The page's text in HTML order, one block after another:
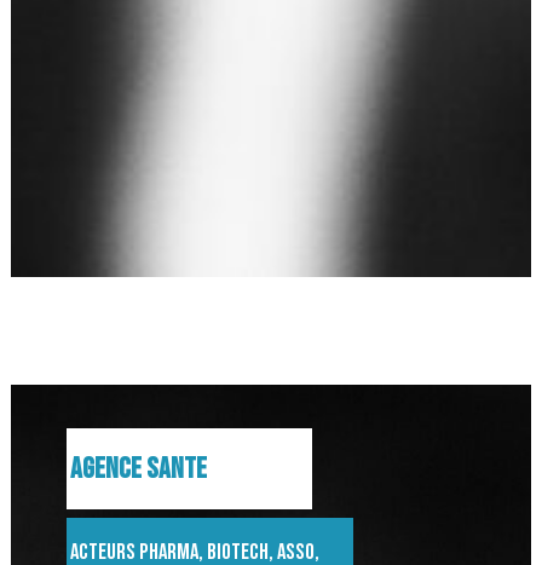
AGENCE SANTE
Acteurs pharma, biotech, asso,